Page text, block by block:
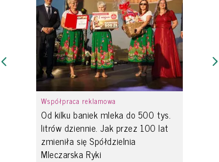
Współpraca reklamowa
Od kilku baniek mleka do 500 tys.
litrów dziennie. Jak przez 100 lat
zmieniła się Spółdzielnia
Mleczarska Ryki